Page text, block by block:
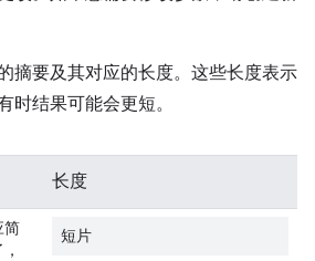
摘要及其对应的长度。这些长度表示
时结果可能会更短。
长度
简
短片